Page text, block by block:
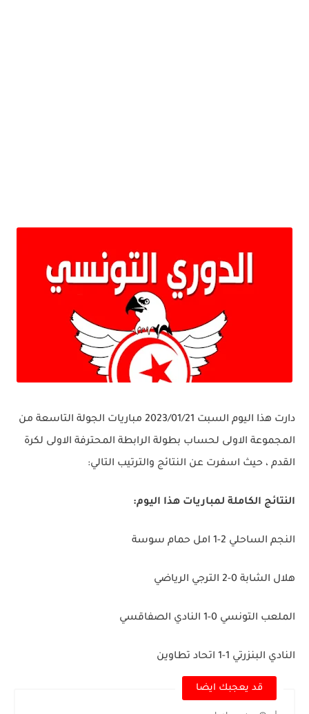
دارت هذا اليوم السبت 2023/01/21 مباريات الجولة التاسعة من
المجموعة الاولى لحساب بطولة الرابطة المحترفة الاولى لكرة
القدم ، حيث اسفرت عن النتائج والترتيب التالي:
النتائج الكاملة لمباريات هذا اليوم:
النجم الساحلي 2-1 امل حمام سوسة
هلال الشابة 0-2 الترجي الرياضي
الملعب التونسي 0-1 النادي الصفاقسي
النادي البنزرتي 1-1 اتحاد تطاوين
قد يعجبك ايضا